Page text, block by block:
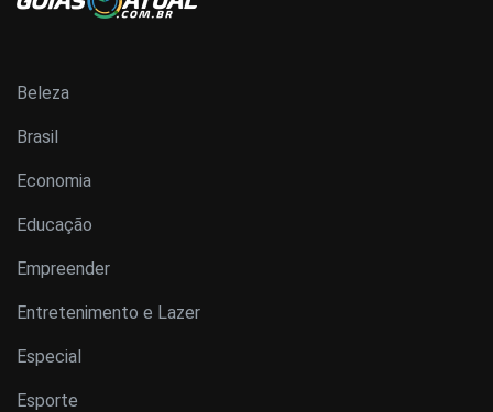
Beleza
Brasil
Economia
Educação
Empreender
Entretenimento e Lazer
Especial
Esporte